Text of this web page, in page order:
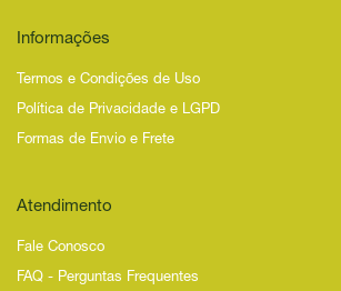
Informações
Termos e Condições de Uso
Política de Privacidade e LGPD
Formas de Envio e Frete
Atendimento
Fale Conosco
FAQ - Perguntas Frequentes